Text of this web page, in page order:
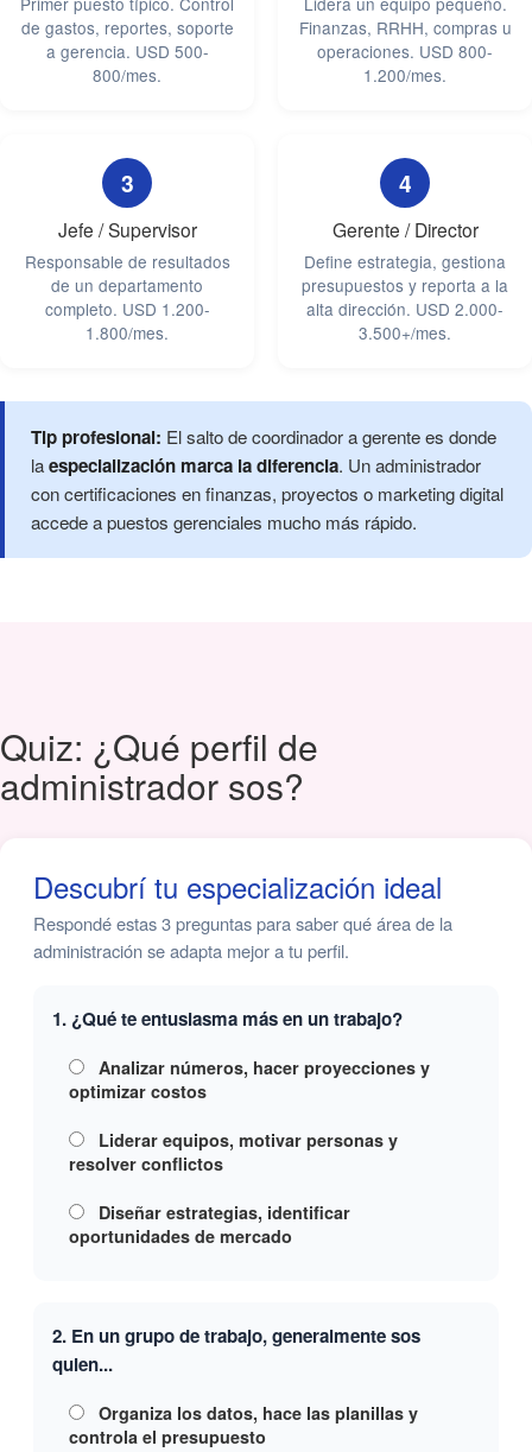
de gastos, reportes, soporte
a gerencia. USD 500-
800/mes.
Finanzas, RRHH, compras u
operaciones. USD 800-
1.200/mes.
3
Jefe / Supervisor
Responsable de resultados
de un departamento
completo. USD 1.200-
1.800/mes.
4
Gerente / Director
Define estrategia, gestiona
presupuestos y reporta a la
alta dirección. USD 2.000-
3.500+/mes.
Tip profesional: El salto de coordinador a gerente es donde
laespecialización marca la diferencia. Un administrador
con certificaciones en finanzas, proyectos o marketing digital
accede a puestos gerenciales mucho más rápido.
Quiz: ¿Qué perfil de
administrador sos?
Descubrí tu especialización ideal
Respondé estas 3 preguntas para saber qué área de la
administración se adapta mejor a tu perfil.
1. ¿Qué te entusiasma más en un trabajo?
Analizar números, hacer proyecciones y
optimizar costos
Liderar equipos, motivar personas y
resolver conflictos
Diseñar estrategias, identificar
oportunidades de mercado
2. En un grupo de trabajo, generalmente sos
quien...
Organiza los datos, hace las planillas y
controla el presupuesto